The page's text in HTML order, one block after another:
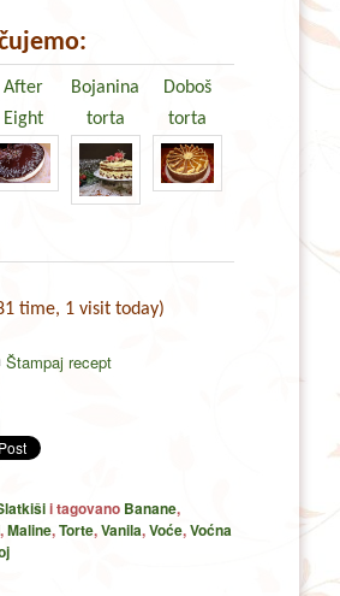
After
Eight
Bojanina
torta
Doboš
torta
time, 1 visit today)
Štampaj recept
i tagovano Banane,
,Maline,Torte,Vanila,Voće,Voćna